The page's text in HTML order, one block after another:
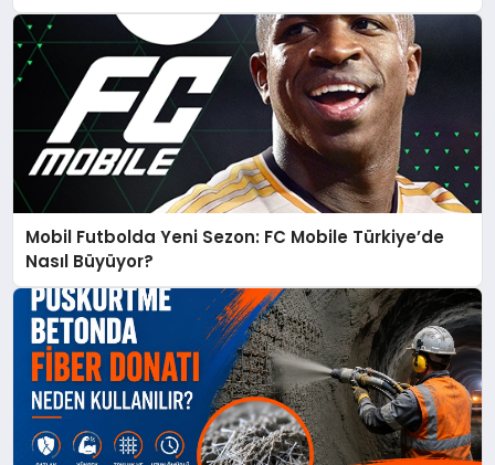
Mobil Futbolda Yeni Sezon: FC Mobile Türkiye’de
Nasıl Büyüyor?